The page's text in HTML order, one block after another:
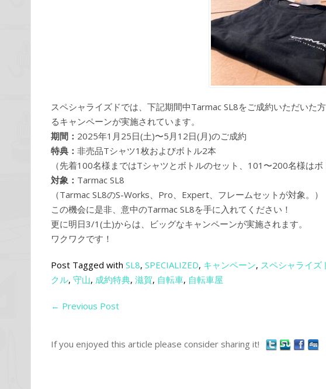
スペシャライズドでは、下記期間中Tarmac SL8をご成約いただいた
るキャンペーンが実施されています。
期間： 2025年1月25日(土)〜5月12日(月)のご成約
特典： 非売品Tシャツ1枚およびボトル2本
（先着100名様まではTシャツとボトルのセット、101〜200名様はボ
対象： Tarmac SL8
（Tarmac SL8のS-Works、Pro、Expert、フレームセットが対象。）
この機会に是非、意中のTarmac SL8を手に入れてください！
更に明日3/1(土)からは、ビッグなキャンペーンが実施されます。
ワクワクです！
Post Tagged with SL8, SPECIALIZED, キャンペーン, スペシャライズ
クル, 守山, 成約特典, 滋賀, 自転車, 自転車屋
← Previous Post
If you enjoyed this article please consider sharing it!